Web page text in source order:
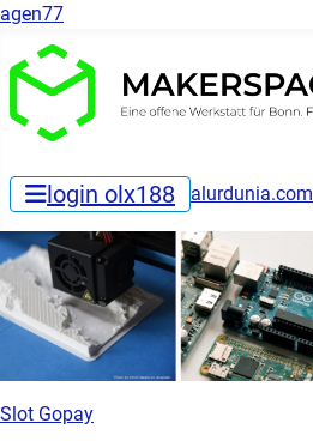
agen77
login olx188 alurdunia.com
Slot Gopay